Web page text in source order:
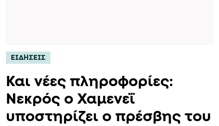
ΕΙΔΗΣΕΙΣ
Και νέες πληροφορίες:
Νεκρός ο Χαμενεΐ
υποστηρίζει ο πρέσβης του